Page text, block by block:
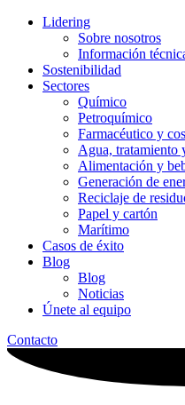
Lidering
Sobre nosotros
Información
Sostenibilidad
Sectores
Químico
Petroquímico
Farmacéutico y
Agua, tratamiento
Alimentación y
Generación de
Reciclaje de
Papel y cartón
Marítimo
Casos de éxito
Blog
Blog
Noticias
Únete al equipo
Contacto